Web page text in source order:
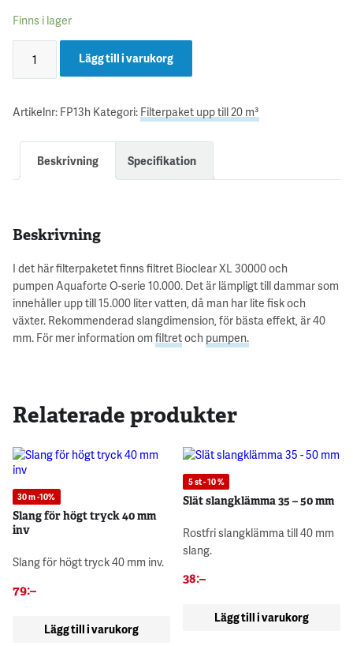
Finns i lager
Lägg till i varukorg
Artikelnr: FP13h Kategori: Filterpaket upp till 20 m³
Beskrivning Specifikation
Beskrivning
I det här filterpaketet finns filtret Bioclear XL 30000 och
pumpen Aquaforte O-serie 10.000. Det är lämpligt till dammar som
innehåller upp till 15.000 liter vatten, då man har lite fisk och
växter. Rekommenderad slangdimension, för bästa effekt, är 40
mm. För mer information om filtretoch pumpen.
Relaterade produkter
30 m -10%
Slang för högt tryck 40 mm
inv
Slang för högt tryck 40 mm inv.
79:–
Lägg till i varukorg
5 st - 10 %
Slät slangklämma 35 – 50 mm
Rostfri slangklämma till 40 mm
slang.
38:–
Lägg till i varukorg